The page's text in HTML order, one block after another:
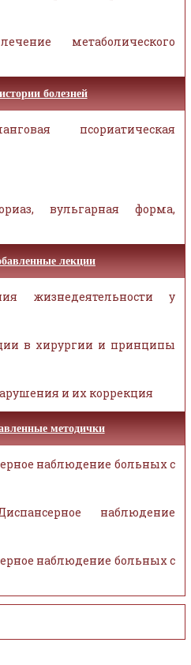
метаболического
болезней
псориатическая
вульгарная форма,
лекции
жизнедеятельности у
в хирургии и принципы
и их коррекция
методички
наблюдение больных с
наблюдение
наблюдение больных с